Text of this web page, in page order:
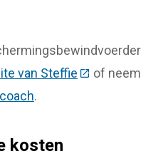
van Steffie (Deze link
of neem
.
kosten